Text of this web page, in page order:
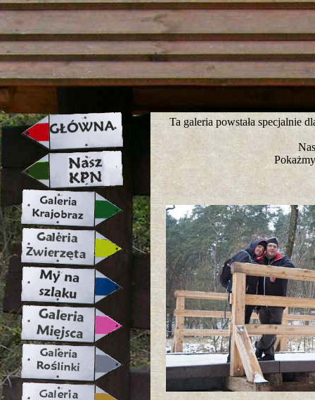
strona w naprawie zapraszamy
Ta galeria powstała specjalnie